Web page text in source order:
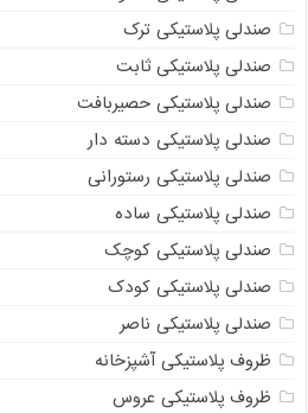
صندلی پلاستیکی ترک
صندلی پلاستیکی ثابت
صندلی پلاستیکی حصیربافت
صندلی پلاستیکی دسته دار
صندلی پلاستیکی رستورانی
صندلی پلاستیکی ساده
صندلی پلاستیکی کوچک
صندلی پلاستیکی کودک
صندلی پلاستیکی ناصر
ظروف پلاستیکی آشپزخانه
ظروف پلاستیکی عروس